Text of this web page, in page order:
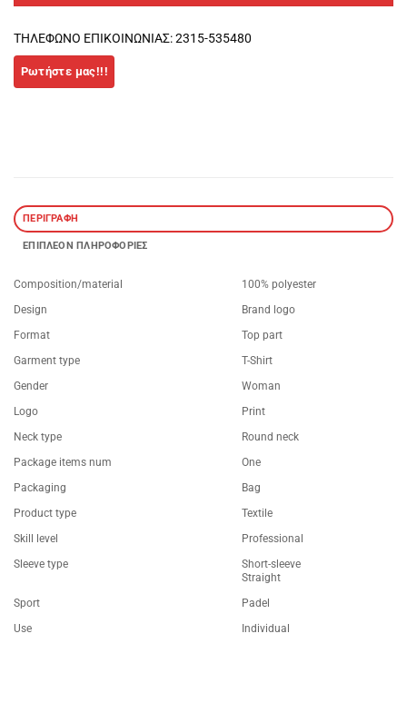
ΤΗΛΕΦΩΝΟ ΕΠΙΚΟΙΝΩΝΙΑΣ: 2315-535480
ΠΕΡΙΓΡΑΦΉ
ΕΠΙΠΛΈΟΝ ΠΛΗΡΟΦΟΡΊΕΣ
Composition/material
100% polyester
Design
Brand logo
Format
Top part
Garment type
T-Shirt
Gender
Woman
Logo
Print
Neck type
Round neck
Package items num
One
Packaging
Bag
Product type
Textile
Skill level
Professional
Sleeve type
Short-sleeve
Straight
Sport
Padel
Use
Individual